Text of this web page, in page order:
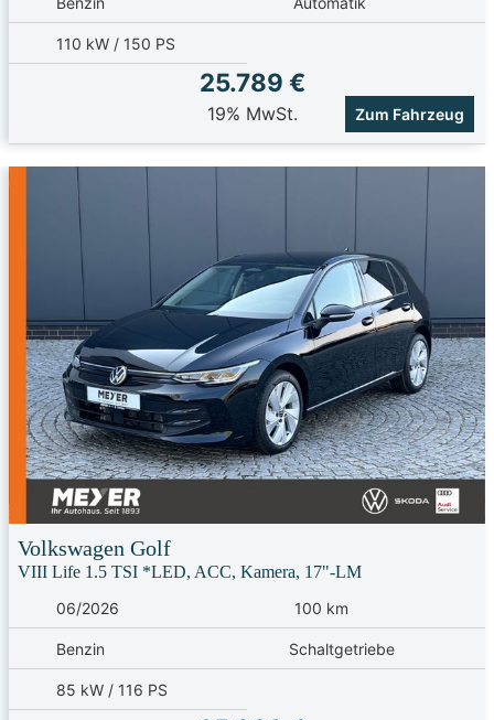
110 kW / 150 PS
25.789 €
19% MwSt. Zum Fahrzeug
Volkswagen Golf
VIII Life 1.5 TSI *LED, ACC, Kamera, 17"-LM
06/2026
100 km
Benzin Schaltgetriebe
85 kW / 116 PS